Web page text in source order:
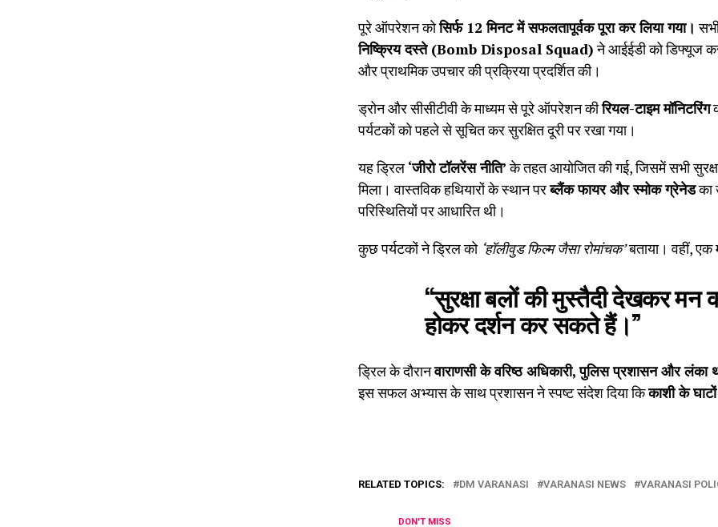
पूरे ऑपरेशन कोसिर्फ 12 मिनट में सफलतापूर्वक पूरा कर लिया गया।
निष्क्रिय दस्ते (Bomb Disposal Squad)ने आईईडी को डिफ्यूज
और प्राथमिक उपचार की प्रक्रिया प्रदर्शित की।
ड्रोन और सीसीटीवी के माध्यम से पूरे ऑपरेशन कीरियल-टाइम मॉनिटरिंग
पर्यटकों को पहले से सूचित कर सुरक्षित दूरी पर रखा गया।
यह ड्रिल ‘जीरो टॉलरेंस नीति’के तहत आयोजित की गई, जिसमें सभी
मिला। वास्तविक हथियारों के स्थान परब्लैंक फायर और स्मोक ग्रेनेडका
परिस्थितियों पर आधारित थी।
कुछ पर्यटकों ने ड्रिल को ‘हॉलीवुड फिल्म जैसा रोमांचक’बताया। वहीं, एक
“सुरक्षा बलों की मुस्तैदी देखकर मन
होकर दर्शन कर सकते हैं।”
ड्रिल के दौरानवाराणसी के वरिष्ठ अधिकारी, पुलिस प्रशासन और लंका
इस सफल अभ्यास के साथ प्रशासन ने स्पष्ट संदेश दिया किकाशी के
RELATED TOPICS: DM VARANASI VARANASI NEWS VARANASI
DON'T MISS